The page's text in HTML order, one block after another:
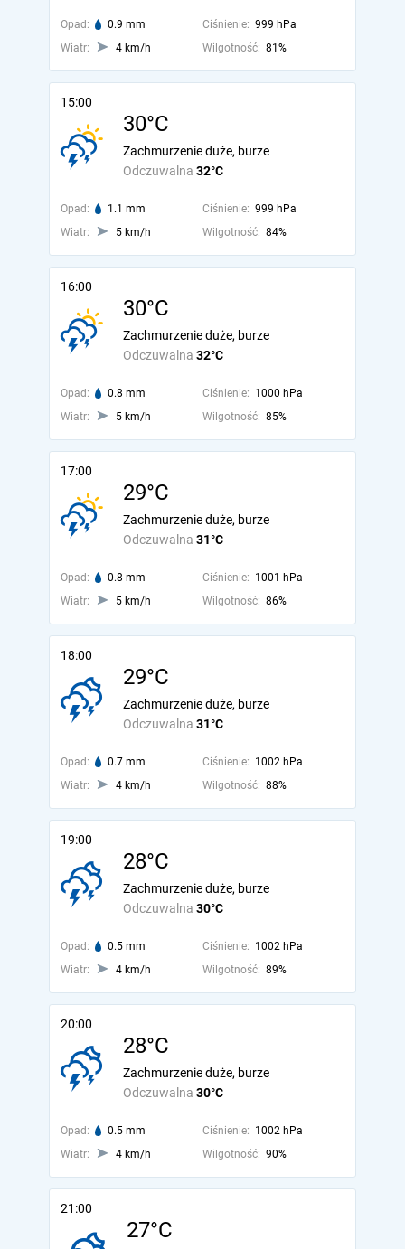
Opad: 0.9 mm Ciśnienie: 999 hPa
Wiatr:
4 km/h Wilgotność: 81%
15:00
30°C
Odczuwalna 32°C
Zachmurzenie duże, burze
Opad: 1.1 mm Ciśnienie: 999 hPa
Wiatr:
5 km/h Wilgotność: 84%
16:00
30°C
Odczuwalna 32°C
Zachmurzenie duże, burze
Opad: 0.8 mm Ciśnienie: 1000 hPa
Wiatr:
5 km/h Wilgotność: 85%
17:00
29°C
Odczuwalna 31°C
Zachmurzenie duże, burze
Opad: 0.8 mm Ciśnienie: 1001 hPa
Wiatr:
5 km/h Wilgotność: 86%
18:00
29°C
Odczuwalna 31°C
Zachmurzenie duże, burze
Opad: 0.7 mm Ciśnienie: 1002 hPa
Wiatr:
4 km/h Wilgotność: 88%
19:00
28°C
Odczuwalna 30°C
Zachmurzenie duże, burze
Opad: 0.5 mm Ciśnienie: 1002 hPa
Wiatr:
4 km/h Wilgotność: 89%
20:00
28°C
Odczuwalna 30°C
Zachmurzenie duże, burze
Opad: 0.5 mm Ciśnienie: 1002 hPa
Wiatr:
4 km/h Wilgotność: 90%
21:00
27°C